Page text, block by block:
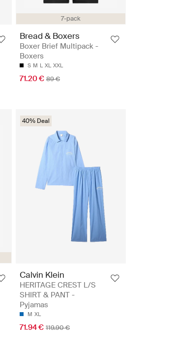
7-pack
Bread & Boxers
Boxer Brief Multipack -
Boxers
S M L XL XXL
71.20 € 89 €
40% Deal
Calvin Klein
HERITAGE CREST L/S
SHIRT & PANT -
Pyjamas
M XL
71.94 € 119.90 €